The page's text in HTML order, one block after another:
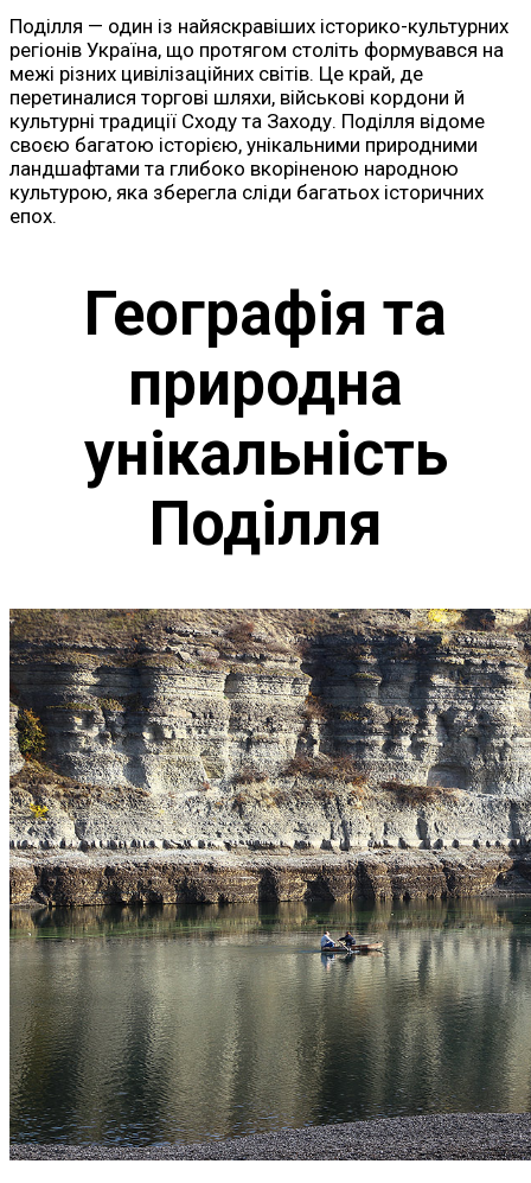
Поділля — один із найяскравіших історико-культурних
регіонів Україна, що протягом століть формувався на
межі різних цивілізаційних світів. Це край, де
перетиналися торгові шляхи, військові кордони й
культурні традиції Сходу та Заходу. Поділля відоме
своєю багатою історією, унікальними природними
ландшафтами та глибоко вкоріненою народною
культурою, яка зберегла сліди багатьох історичних
епох.
Географія та
природна
унікальність
Поділля